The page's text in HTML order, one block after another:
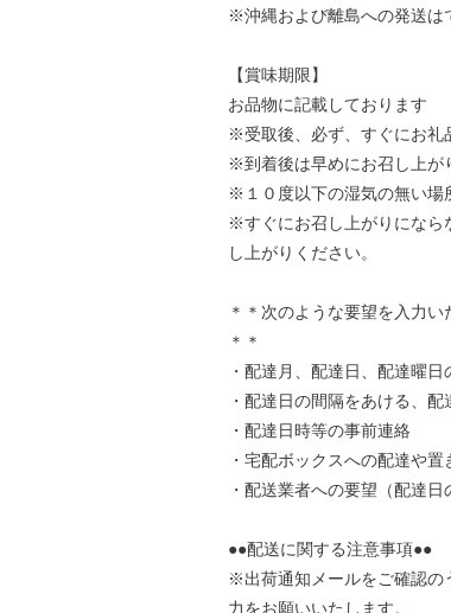
※沖縄および離島への発送は
【賞味期限】
お品物に記載しております
※受取後、必ず、すぐにお礼
※到着後は早めにお召し上が
※１０度以下の湿気の無い場
※すぐにお召し上がりになら
し上がりください。
＊＊次のような要望を入力
＊＊
・配達月、配達日、配達曜日
・配達日の間隔をあける、
・配達日時等の事前連絡
・宅配ボックスへの配達や
・配送業者への要望（配達
●●配送に関する注意事項●●
※出荷通知メールをご確認の
力をお願いいたします。